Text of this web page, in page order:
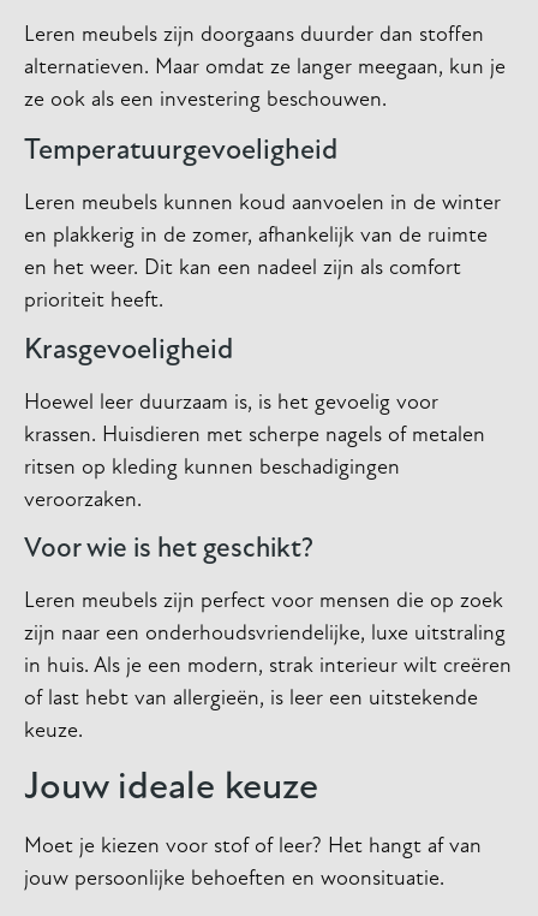
Leren meubels zijn doorgaans duurder dan stoffen
alternatieven. Maar omdat ze langer meegaan, kun je
ze ook als een investering beschouwen.
Temperatuurgevoeligheid
Leren meubels kunnen koud aanvoelen in de winter
en plakkerig in de zomer, afhankelijk van de ruimte
en het weer. Dit kan een nadeel zijn als comfort
prioriteit heeft.
Krasgevoeligheid
Hoewel leer duurzaam is, is het gevoelig voor
krassen. Huisdieren met scherpe nagels of metalen
ritsen op kleding kunnen beschadigingen
veroorzaken.
Voor wie is het geschikt?
Leren meubels zijn perfect voor mensen die op zoek
zijn naar een onderhoudsvriendelijke, luxe uitstraling
in huis. Als je een modern, strak interieur wilt creëren
of last hebt van allergieën, is leer een uitstekende
keuze.
Jouw ideale keuze
Moet je kiezen voor stof of leer? Het hangt af van
jouw persoonlijke behoeften en woonsituatie.